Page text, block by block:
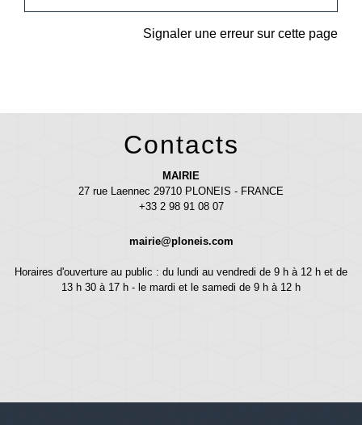
Signaler une erreur sur cette page
Contacts
MAIRIE
27 rue Laennec 29710 PLONEIS - FRANCE
+33 2 98 91 08 07
mairie@ploneis.com
Horaires d'ouverture au public : du lundi au vendredi de 9 h à 12 h et de
13 h 30 à 17 h - le mardi et le samedi de 9 h à 12 h